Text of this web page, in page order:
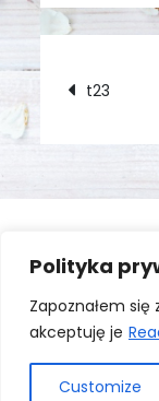
Polityka
Zapoznałem
akceptuję je
Customize
t23
Zaloguj się
Copyright ©